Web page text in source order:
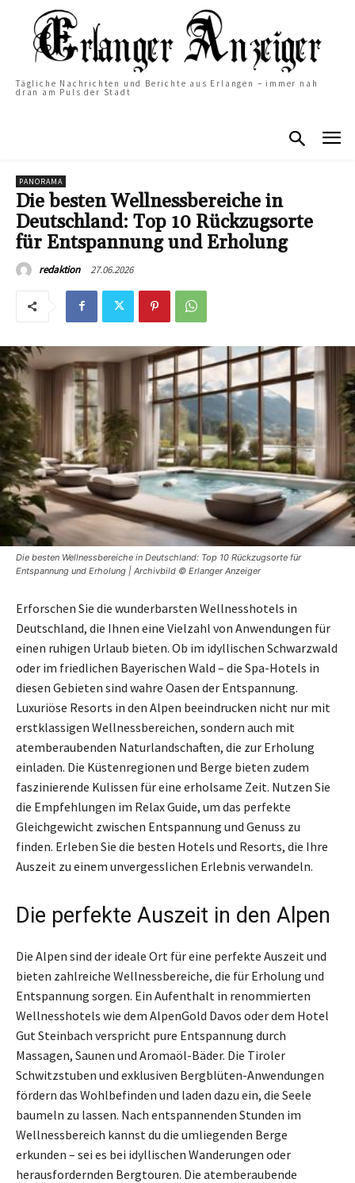
Tägliche Nachrichten und Berichte aus Erlangen – immer nah
dran am Puls der Stadt
PANORAMA
Die besten Wellnessbereiche in
Deutschland: Top 10 Rückzugsorte
für Entspannung und Erholung
redaktion 27.06.2026
Die besten Wellnessbereiche in Deutschland: Top 10 Rückzugsorte für
Entspannung und Erholung | Archivbild © Erlanger Anzeiger
Erforschen Sie die wunderbarsten Wellnesshotels in
Deutschland, die Ihnen eine Vielzahl von Anwendungen für
einen ruhigen Urlaub bieten. Ob im idyllischen Schwarzwald
oder im friedlichen Bayerischen Wald – die Spa-Hotels in
diesen Gebieten sind wahre Oasen der Entspannung.
Luxuriöse Resorts in den Alpen beeindrucken nicht nur mit
erstklassigen Wellnessbereichen, sondern auch mit
atemberaubenden Naturlandschaften, die zur Erholung
einladen. Die Küstenregionen und Berge bieten zudem
faszinierende Kulissen für eine erholsame Zeit. Nutzen Sie
die Empfehlungen im Relax Guide, um das perfekte
Gleichgewicht zwischen Entspannung und Genuss zu
finden. Erleben Sie die besten Hotels und Resorts, die Ihre
Auszeit zu einem unvergesslichen Erlebnis verwandeln.
Die perfekte Auszeit in den Alpen
Die Alpen sind der ideale Ort für eine perfekte Auszeit und
bieten zahlreiche Wellnessbereiche, die für Erholung und
Entspannung sorgen. Ein Aufenthalt in renommierten
Wellnesshotels wie dem AlpenGold Davos oder dem Hotel
Gut Steinbach verspricht pure Entspannung durch
Massagen, Saunen und Aromaöl-Bäder. Die Tiroler
Schwitzstuben und exklusiven Bergblüten-Anwendungen
fördern das Wohlbefinden und laden dazu ein, die Seele
baumeln zu lassen. Nach entspannenden Stunden im
Wellnessbereich kannst du die umliegenden Berge
erkunden – sei es bei idyllischen Wanderungen oder
herausfordernden Bergtouren. Die atemberaubende